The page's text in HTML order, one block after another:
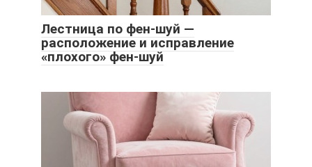
Лестница по фен-шуй —
расположение и исправление
«плохого» фен-шуй